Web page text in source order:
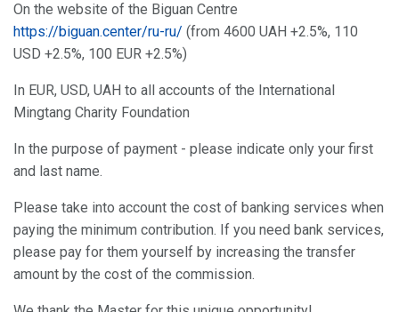
On the website of the Biguan Centre
https://biguan.center/ru-ru/ (from 4600 UAH +2.5%, 110
USD +2.5%, 100 EUR +2.5%)
In EUR, USD, UAH to all accounts of the International
Mingtang Charity Foundation
In the purpose of payment - please indicate only your first
and last name.
Please take into account the cost of banking services when
paying the minimum contribution. If you need bank services,
please pay for them yourself by increasing the transfer
amount by the cost of the commission.